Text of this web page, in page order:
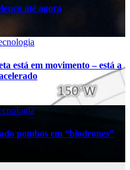
até agora
está em movimento – está a
pombos em “biodrones”